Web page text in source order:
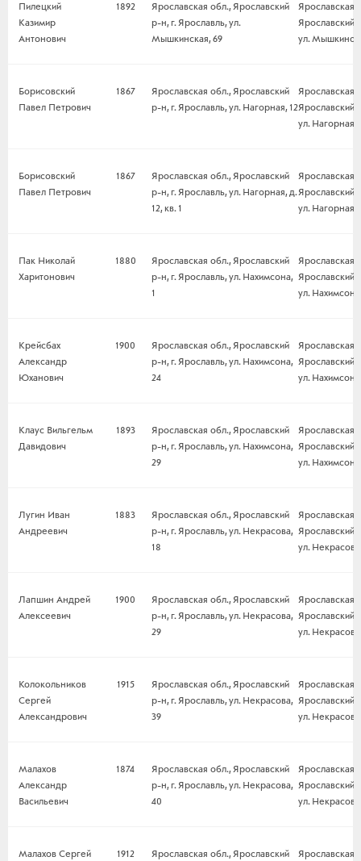
Пилецкий
Казимир
Антонович
1892
Ярославская обл., Ярославский
р-н, г. Ярославль, ул.
Мышкинская, 69
Ярославская
Ярославский
ул.
Борисовский
Павел Петрович
1867
Ярославская обл., Ярославский
р-н, г. Ярославль, ул. Нагорная, 12
Ярославская
Ярославский
ул. Нагорная,
Борисовский
Павел Петрович
1867
Ярославская обл., Ярославский
р-н, г. Ярославль, ул. Нагорная, д.
12, кв. 1
Ярославская
Ярославский
ул. Нагорная,
Пак Николай
Харитонович
1880
Ярославская обл., Ярославский
р-н, г. Ярославль, ул. Нахимсона,
1
Ярославская
Ярославский
ул.
Крейсбах
Александр
Юханович
1900
Ярославская обл., Ярославский
р-н, г. Ярославль, ул. Нахимсона,
24
Ярославская
Ярославский
ул.
Клаус Вильгельм
Давидович
1893
Ярославская обл., Ярославский
р-н, г. Ярославль, ул. Нахимсона,
29
Ярославская
Ярославский
ул.
Лугин Иван
Андреевич
1883
Ярославская обл., Ярославский
р-н, г. Ярославль, ул. Некрасова,
18
Ярославская
Ярославский
ул.
Лапшин Андрей
Алексеевич
1900
Ярославская обл., Ярославский
р-н, г. Ярославль, ул. Некрасова,
29
Ярославская
Ярославский
ул.
Колокольников
Сергей
Александрович
1915
Ярославская обл., Ярославский
р-н, г. Ярославль, ул. Некрасова,
39
Ярославская
Ярославский
ул.
Малахов
Александр
Васильевич
1874
Ярославская обл., Ярославский
р-н, г. Ярославль, ул. Некрасова,
40
Ярославская
Ярославский
ул.
Малахов Сергей
1912
Ярославская обл., Ярославский
Ярославская